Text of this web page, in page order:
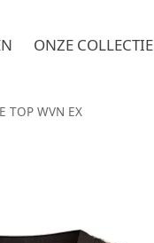
ONZE COLLECTIE
TOP WVN EX